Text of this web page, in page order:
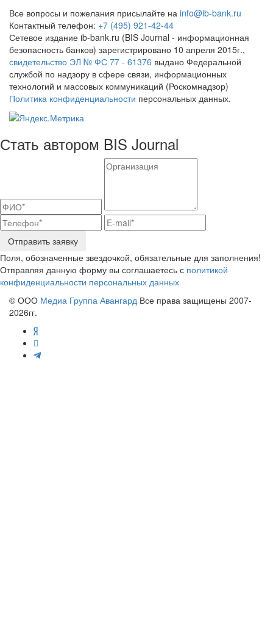
Все вопросы и пожелания присылайте на info@ib-bank.ru
Контактный телефон: +7 (495) 921-42-44
Сетевое издание ib-bank.ru (BIS Journal - информационная
безопасность банков) зарегистрировано 10 апреля 2015г.,
свидетельство ЭЛ № ФС 77 - 61376 выдано Федеральной
службой по надзору в сфере связи, информационных
технологий и массовых коммуникаций (Роскомнадзор)
Политика конфиденциальности персональных данных.
Стать автором BIS Journal
Отправить заявку
Поля, обозначенные звездочкой, обязательные для заполнения!
Отправляя данную форму вы соглашаетесь с политикой
конфиденциальности персональных данных
© ООО Медиа Группа Авангард Все права защищены 2007-
2026гг.